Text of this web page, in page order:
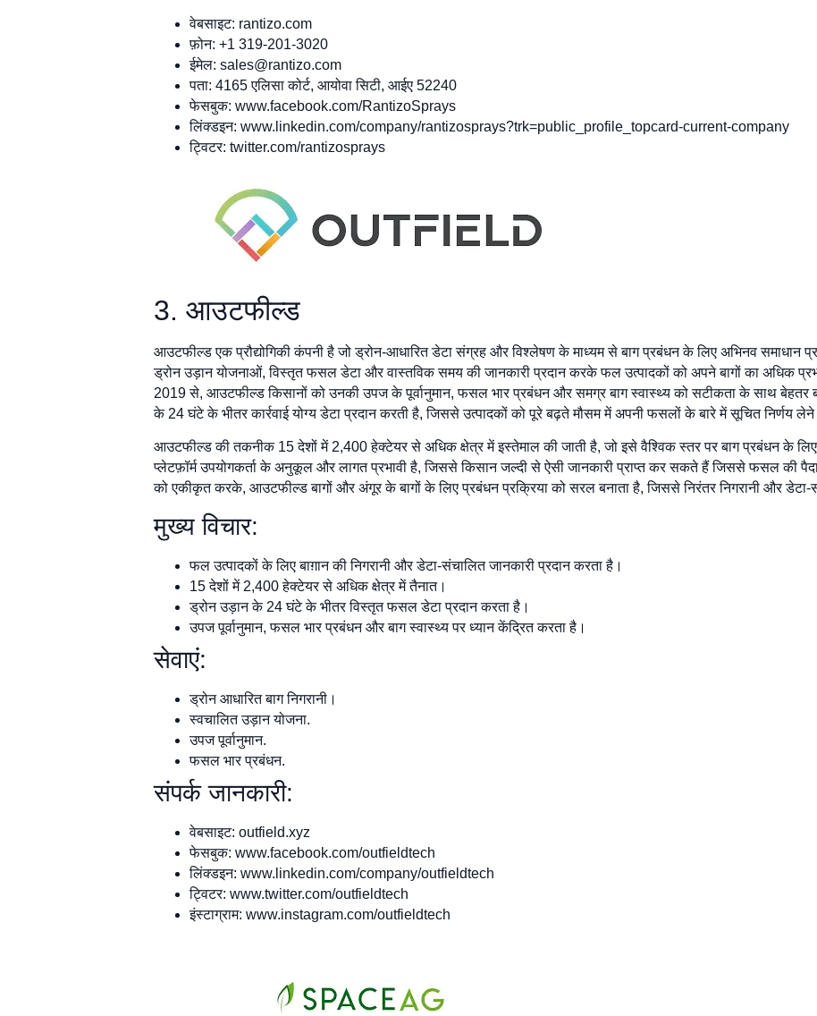
वेबसाइट: rantizo.com
फ़ोन: +1 319-201-3020
ईमेल: sales@rantizo.com
पता: 4165 एलिसा कोर्ट, आयोवा सिटी, आईए 52240
फेसबुक: www.facebook.com/RantizoSprays
लिंक्डइन: www.linkedin.com/company/rantizosprays?trk=public_profile_topcard-current-company
ट्विटर: twitter.com/rantizosprays
3. आउटफील्ड
आउटफील्ड एक प्रौद्योगिकी कंपनी है जो ड्रोन-आधारित डेटा संग्रह और विश्लेषण के माध्यम से बाग प्रबंधन के लिए अभिनव समाधान
ड्रोन उड़ान योजनाओं, विस्तृत फसल डेटा और वास्तविक समय की जानकारी प्रदान करके फल उत्पादकों को अपने बागों का अधिक
2019 से, आउटफील्ड किसानों को उनकी उपज के पूर्वानुमान, फसल भार प्रबंधन और समग्र बाग स्वास्थ्य को सटीकता के साथ बेहतर
के 24 घंटे के भीतर कार्रवाई योग्य डेटा प्रदान करती है, जिससे उत्पादकों को पूरे बढ़ते मौसम में अपनी फसलों के बारे में सूचित निर्णय लेने
आउटफील्ड की तकनीक 15 देशों में 2,400 हेक्टेयर से अधिक क्षेत्र में इस्तेमाल की जाती है, जो इसे वैश्विक स्तर पर बाग प्रबंधन के
प्लेटफ़ॉर्म उपयोगकर्ता के अनुकूल और लागत प्रभावी है, जिससे किसान जल्दी से ऐसी जानकारी प्राप्त कर सकते हैं जिससे फसल की
को एकीकृत करके, आउटफील्ड बागों और अंगूर के बागों के लिए प्रबंधन प्रक्रिया को सरल बनाता है, जिससे निरंतर निगरानी और डेटा-
मुख्य विचार:
फल उत्पादकों के लिए बाग़ान की निगरानी और डेटा-संचालित जानकारी प्रदान करता है।
15 देशों में 2,400 हेक्टेयर से अधिक क्षेत्र में तैनात।
ड्रोन उड़ान के 24 घंटे के भीतर विस्तृत फसल डेटा प्रदान करता है।
उपज पूर्वानुमान, फसल भार प्रबंधन और बाग स्वास्थ्य पर ध्यान केंद्रित करता है।
सेवाएं:
ड्रोन आधारित बाग निगरानी।
स्वचालित उड़ान योजना.
उपज पूर्वानुमान.
फसल भार प्रबंधन.
संपर्क जानकारी:
वेबसाइट: outfield.xyz
फेसबुक: www.facebook.com/outfieldtech
लिंक्डइन: www.linkedin.com/company/outfieldtech
ट्विटर: www.twitter.com/outfieldtech
इंस्टाग्राम: www.instagram.com/outfieldtech